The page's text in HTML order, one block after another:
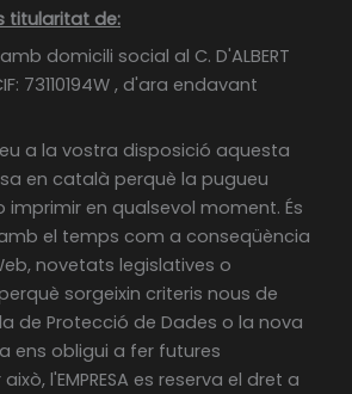
titularitat de:
amb domicili social al C. D'ALBERT
73110194W , d'ara endavant
a la vostra disposició aquesta
en català perquè la pugueu
imprimir en qualsevol moment. És
el temps com a conseqüència
novetats legislatives o
sorgeixin criteris nous de
de Protecció de Dades o la nova
ens obligui a fer futures
l'EMPRESA es reserva el dret a